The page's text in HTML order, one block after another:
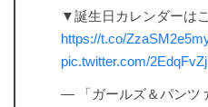
▼誕生日カレンダーは
https://t.co/
pic.twitter.com/
— 「ガールズ＆パンツ